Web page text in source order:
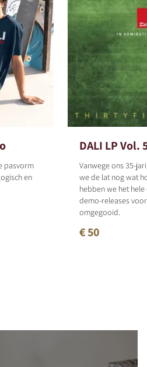
pasvorm
en
DALI LP Vol.
Vanwege ons 35-
we de lat nog wat
hebben we het
demo-releases
omgegooid.
€ 50